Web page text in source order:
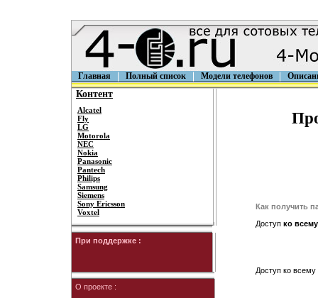
Главная Полный список Модели телефонов
Контент
Alcatel
Fly
LG
Motorola
NEC
Nokia
Panasonic
Pantech
Philips
Samsung
Siemens
Sony Ericsson
Voxtel
При поддержке :
О проекте :
Как получить
Доступ ко
Доступ ко всему